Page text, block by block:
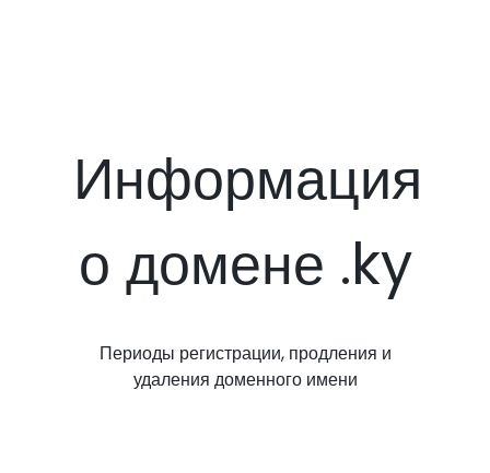
Информация
о домене .ky
Периоды регистрации, продления и
удаления доменного имени